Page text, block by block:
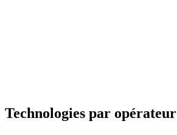
Technologies par opérateur